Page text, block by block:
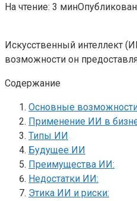
На чтение: 3 мин
Искусственный интеллект
возможности он
Содержание
Основные
Применение ИИ в
Типы ИИ
Будущее ИИ
Преимущества ИИ:
Недостатки ИИ:
Этика ИИ и риски: